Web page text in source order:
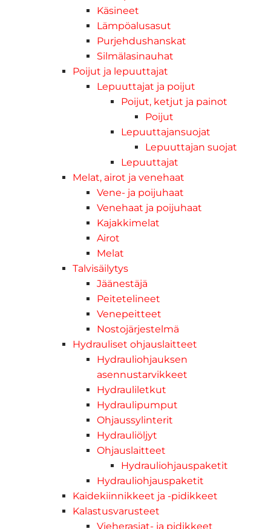
Käsineet
Lämpöalusasut
Purjehdushanskat
Silmälasinauhat
Poijut ja lepuuttajat
Lepuuttajat ja poijut
Poijut, ketjut ja painot
Poijut
Lepuuttajansuojat
Lepuuttajan suojat
Lepuuttajat
Melat, airot ja venehaat
Vene- ja poijuhaat
Venehaat ja poijuhaat
Kajakkimelat
Airot
Melat
Talvisäilytys
Jäänestäjä
Peitetelineet
Venepeitteet
Nostojärjestelmä
Hydrauliset ohjauslaitteet
Hydrauliohjauksen
asennustarvikkeet
Hydrauliletkut
Hydraulipumput
Ohjaussylinterit
Hydrauliöljyt
Ohjauslaitteet
Hydrauliohjauspaketit
Hydrauliohjauspaketit
Kaidekiinnikkeet ja -pidikkeet
Kalastusvarusteet
Vieherasiat- ja pidikkeet